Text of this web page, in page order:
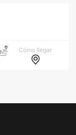
Cómo llegar